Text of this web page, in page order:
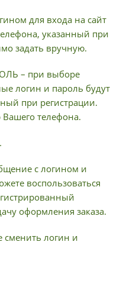
для входа на сайт
указанный при
задать вручную.
– при выборе
логин и пароль будут
при регистрации.
телефона.
с логином и
воспользоваться
оформления заказа.
логин и